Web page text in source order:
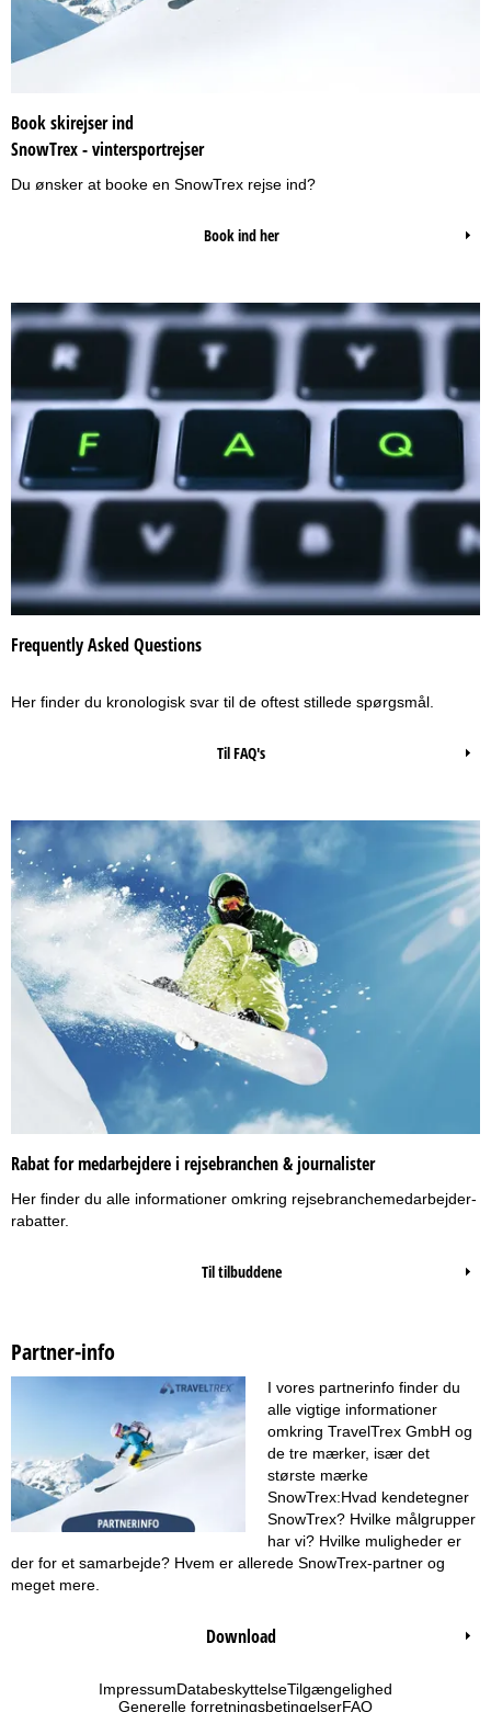
Book skirejser ind
SnowTrex - vintersportrejser
Du ønsker at booke en SnowTrex rejse ind?
Book ind her
Frequently Asked Questions
Her finder du kronologisk svar til de oftest stillede spørgsmål.
Til FAQ's
Rabat for medarbejdere i rejsebranchen & journalister
Her finder du alle informationer omkring rejsebranchemedarbejder-
rabatter.
Til tilbuddene
Partner-info
I vores partnerinfo finder du
alle vigtige informationer
omkring TravelTrex GmbH og
de tre mærker, især det
største mærke
SnowTrex:Hvad kendetegner
SnowTrex? Hvilke målgrupper
har vi? Hvilke muligheder er
der for et samarbejde? Hvem er allerede SnowTrex-partner og
meget mere.
Download
ImpressumDatabeskyttelseTilgængelighed
Generelle forretningsbetingelserFAQ